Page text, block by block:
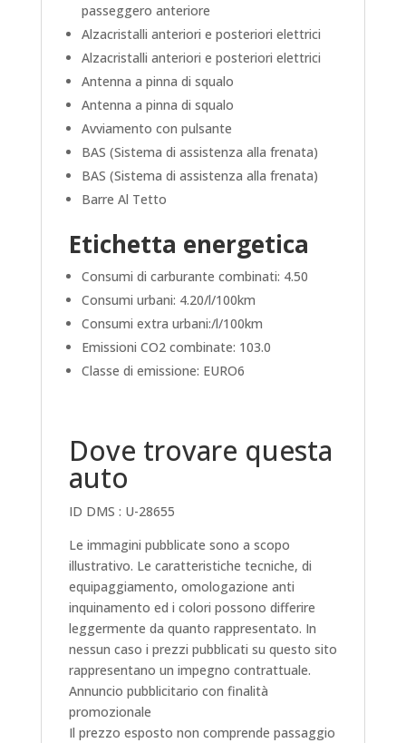
passeggero anteriore
Alzacristalli anteriori e posteriori elettrici
Alzacristalli anteriori e posteriori elettrici
Antenna a pinna di squalo
Antenna a pinna di squalo
Avviamento con pulsante
BAS (Sistema di assistenza alla frenata)
BAS (Sistema di assistenza alla frenata)
Barre Al Tetto
Etichetta energetica
Consumi di carburante combinati: 4.50
Consumi urbani: 4.20/l/100km
Consumi extra urbani:/l/100km
Emissioni CO2 combinate: 103.0
Classe di emissione: EURO6
Dove trovare questa
auto
ID DMS : U-28655
Le immagini pubblicate sono a scopo
illustrativo. Le caratteristiche tecniche, di
equipaggiamento, omologazione anti
inquinamento ed i colori possono differire
leggermente da quanto rappresentato. In
nessun caso i prezzi pubblicati su questo sito
rappresentano un impegno contrattuale.
Annuncio pubblicitario con finalità
promozionale
Il prezzo esposto non comprende passaggio